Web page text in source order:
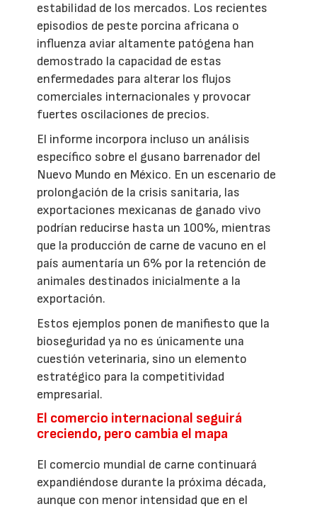
estabilidad de los mercados. Los recientes
episodios de peste porcina africana o
influenza aviar altamente patógena han
demostrado la capacidad de estas
enfermedades para alterar los flujos
comerciales internacionales y provocar
fuertes oscilaciones de precios.
El informe incorpora incluso un análisis
específico sobre el gusano barrenador del
Nuevo Mundo en México. En un escenario de
prolongación de la crisis sanitaria, las
exportaciones mexicanas de ganado vivo
podrían reducirse hasta un 100%, mientras
que la producción de carne de vacuno en el
país aumentaría un 6% por la retención de
animales destinados inicialmente a la
exportación.
Estos ejemplos ponen de manifiesto que la
bioseguridad ya no es únicamente una
cuestión veterinaria, sino un elemento
estratégico para la competitividad
empresarial.
El comercio internacional seguirá
creciendo, pero cambia el mapa
El comercio mundial de carne continuará
expandiéndose durante la próxima década,
aunque con menor intensidad que en el